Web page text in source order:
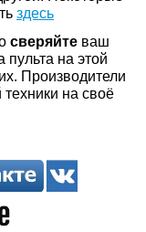
здесь
сверяйте ваш
пульта на этой
Производители
на своё